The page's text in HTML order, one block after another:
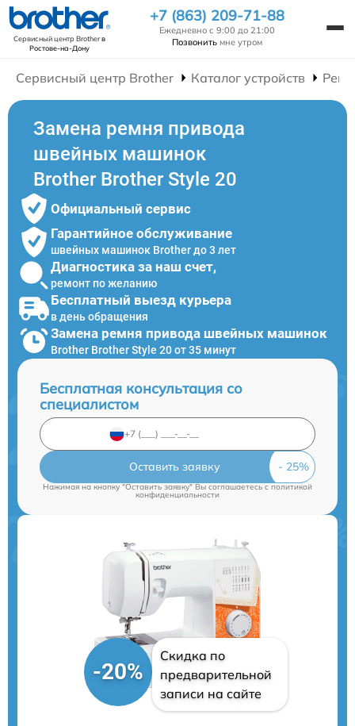
Сервисный центр Brotherв
Ростове-на-Дону
+7 (863) 209-71-88
Ежедневно с 9:00 до 21:00
Позвонить мне утром
Сервисный центр Brother Каталог устройств
Замена ремня привода
швейных машинок
Brother Brother Style 20
Официальный сервис
Гарантийное обслуживание
швейных машинок Brother до 3 лет
Диагностика за наш счет,
ремонт по желанию
Бесплатный выезд курьера
в день обращения
Замена ремня привода швейных машинок
Brother Brother Style 20 от 35 минут
Бесплатная консультация со
специалистом
Оставить заявку
Нажимая на кнопку "Оставить заявку" Вы соглашаетесь cполитикой
конфиденциальности
-20%
Скидка по
предварительной
записи на сайте